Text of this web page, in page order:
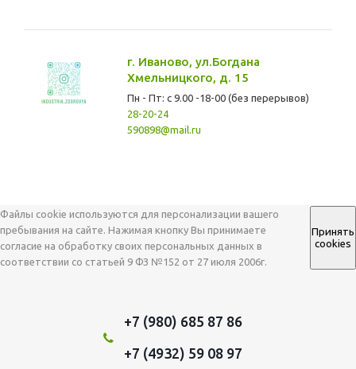
г. Иваново, ул.Богдана
Хмельницкого, д. 15
Пн - Пт: с 9.00 -18-00 (без перерывов)
28-20-24
590898@mail.ru
Файлы cookie используются для персонализации вашего
пребывания на сайте. Нажимая кнопку Вы принимаете
согласие на обработку своих персональных данных в
соответствии со статьей 9 ФЗ №152 от 27 июля 2006г.
Принять
cookies
+7 (980) 685 87 86
+7 (4932) 59 08 97